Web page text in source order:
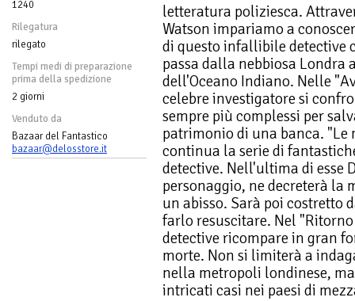
1240
Rilegatura
rilegato
Tempi medi di preparazione
prima della spedizione
2 giorni
Venduto da
Bazaar del Fantastico
bazaar@delosstore.it
letteratura poliziesca.
Watson impariamo a
di questo infallibile detective
passa dalla nebbiosa Londra
dell'Oceano Indiano. Nelle
celebre investigatore si
sempre più complessi per
patrimonio di una banca.
continua la serie di
detective. Nell'ultima di esse
personaggio, ne decreterà la
un abisso. Sarà poi costretto
farlo resuscitare. Nel
detective ricompare in gran
morte. Non si limiterà a
nella metropoli londinese,
intricati casi nei paesi di